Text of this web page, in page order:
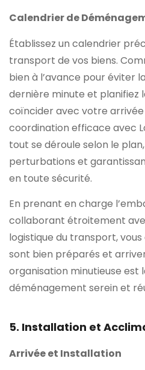
Calendrier de
Établissez un calendrier
transport de vos biens.
bien à l’avance pour éviter
dernière minute et planifiez
coïncider avec votre arrivée
coordination efficace avec
tout se déroule selon le
perturbations et
en toute sécurité.
En prenant en charge
collaborant étroitement
logistique du transport, vous
sont bien préparés et
organisation minutieuse est
déménagement serein et
5. Installation et
Arrivée et Installation